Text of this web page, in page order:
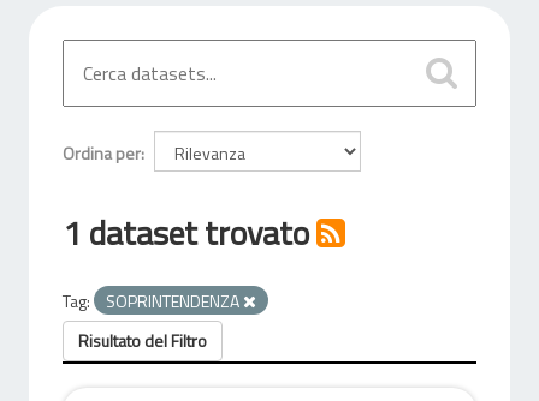
Ordina per
1 dataset trovato
Tag:
SOPRINTENDENZA
Risultato del Filtro